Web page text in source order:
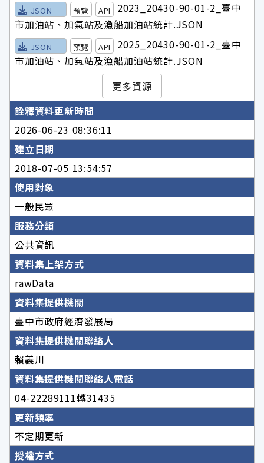
JSON 預覽 API
2023_20430-90-01-2_臺中
市加油站、加氣站及漁船加油站統計.JSON
JSON 預覽 API
2025_20430-90-01-2_臺中
市加油站、加氣站及漁船加油站統計.JSON
更多資源
詮釋資料更新時間
2026-06-23 08:36:11
建立日期
2018-07-05 13:54:57
使用對象
一般民眾
服務分類
公共資訊
資料集上架方式
rawData
資料集提供機關
臺中市政府經濟發展局
資料集提供機關聯絡人
賴義川
資料集提供機關聯絡人電話
04-22289111轉31435
更新頻率
不定期更新
授權方式